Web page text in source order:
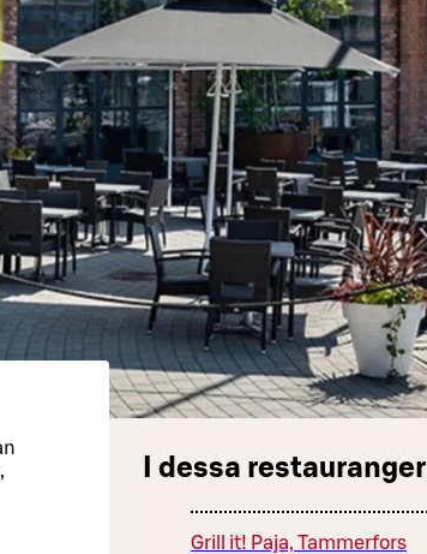
I dessa restauranger
Grill it! Paja, Tammerfors